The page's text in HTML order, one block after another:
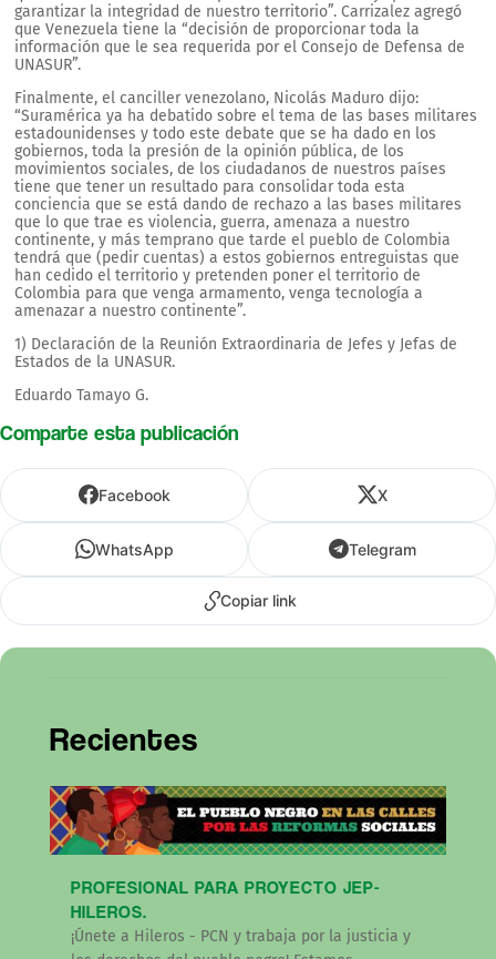
garantizar la integridad de nuestro territorio”. Carrizalez agregó
que Venezuela tiene la “decisión de proporcionar toda la
información que le sea requerida por el Consejo de Defensa de
UNASUR”.
Finalmente, el canciller venezolano, Nicolás Maduro dijo:
“Suramérica ya ha debatido sobre el tema de las bases militares
estadounidenses y todo este debate que se ha dado en los
gobiernos, toda la presión de la opinión pública, de los
movimientos sociales, de los ciudadanos de nuestros países
tiene que tener un resultado para consolidar toda esta
conciencia que se está dando de rechazo a las bases militares
que lo que trae es violencia, guerra, amenaza a nuestro
continente, y más temprano que tarde el pueblo de Colombia
tendrá que (pedir cuentas) a estos gobiernos entreguistas que
han cedido el territorio y pretenden poner el territorio de
Colombia para que venga armamento, venga tecnología a
amenazar a nuestro continente”.
1) Declaración de la Reunión Extraordinaria de Jefes y Jefas de
Estados de la UNASUR.
Eduardo Tamayo G.
Comparte esta publicación
Facebook X
WhatsApp Telegram
Copiar link
Recientes
PROFESIONAL PARA PROYECTO JEP-
HILEROS.
¡Únete a Hileros - PCN y trabaja por la justicia y